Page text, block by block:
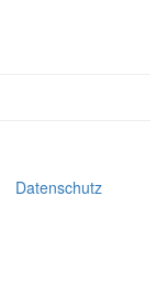
Datenschutz